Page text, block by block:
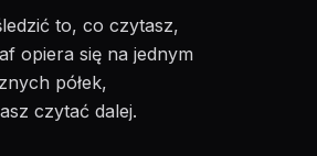
to, co czytasz,
opiera się na jednym
półek,
czytać dalej.